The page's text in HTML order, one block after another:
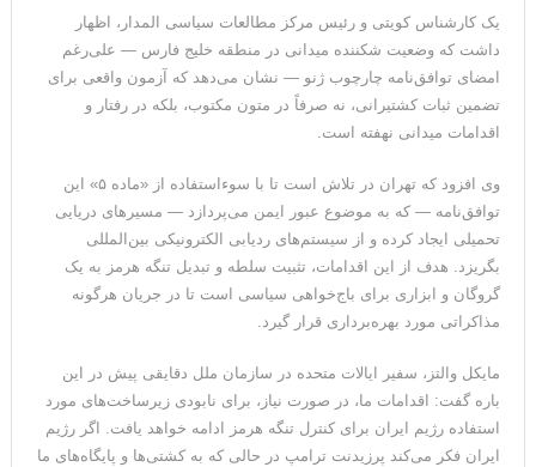
یک کارشناس کویتی و رئیس مرکز مطالعات سیاسی المدار، اظهار
داشت که وضعیت شکننده میدانی در منطقه خلیج فارس — علی‌رغم
امضای توافق‌نامه چارچوب ژنو — نشان می‌دهد که آزمون واقعی برای
تضمین ثبات کشتیرانی، نه صرفاً در متون مکتوب، بلکه در رفتار و
اقدامات میدانی نهفته است.
وی افزود که تهران در تلاش است تا با سوءاستفاده از «ماده ۵» این
توافق‌نامه — که به موضوع عبور ایمن می‌پردازد — مسیرهای دریایی
تحمیلی ایجاد کرده و از سیستم‌های ردیابی الکترونیکی بین‌المللی
بگریزد. هدف از این اقدامات، تثبیت سلطه و تبدیل تنگه هرمز به یک
گروگان و ابزاری برای باج‌خواهی سیاسی است تا در جریان هرگونه
مذاکراتی مورد بهره‌برداری قرار گیرد.
مایکل والتز، سفیر ایالات متحده در سازمان ملل دقایقی پیش در این
باره گفت: اقدامات ما، در صورت نیاز، برای نابودی زیرساخت‌های مورد
استفاده رژیم ایران برای کنترل تنگه هرمز ادامه خواهد یافت. اگر رژیم
ایران فکر می‌کند پرزیدنت ترامپ در حالی که به کشتی‌ها و پایگاه‌های ما